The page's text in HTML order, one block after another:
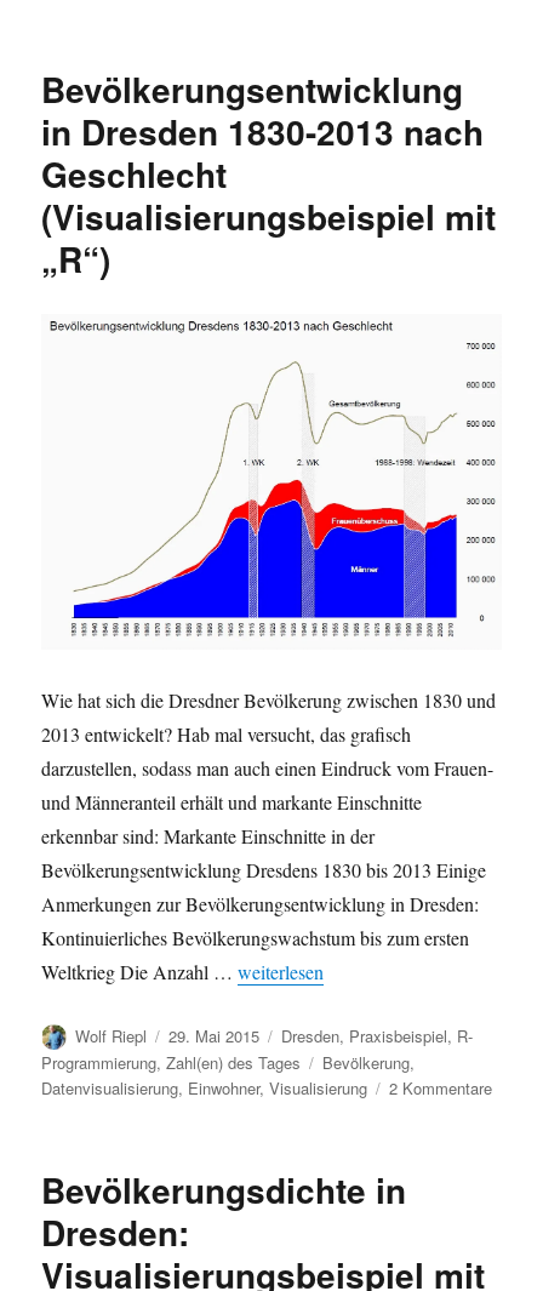
Dresdner
Schlössernacht
Bevölkerungsentwicklung
in Dresden 1830-2013 nach
Geschlecht
(Visualisierungsbeispiel mit
„R“)
Wie hat sich die Dresdner Bevölkerung zwischen 1830 und
2013 entwickelt? Hab mal versucht, das grafisch
darzustellen, sodass man auch einen Eindruck vom Frauen-
und Männeranteil erhält und markante Einschnitte
erkennbar sind: Markante Einschnitte in der
Bevölkerungsentwicklung Dresdens 1830 bis 2013 Einige
Anmerkungen zur Bevölkerungsentwicklung in Dresden:
Kontinuierliches Bevölkerungswachstum bis zum ersten
Weltkrieg Die Anzahl …„Bevölkerungsentwicklung in Dresden
weiterlesen
Autor
Wolf Riepl
Veröffentlicht
am
29. Mai 2015 Kategorien
Dresden, Praxisbeispiel, R-
Programmierung,Zahl(en) des Tages Schlagwörter
Bevölkerung,
Datenvisualisierung, Einwohner,Visualisierung 2 Kommentarezu
Bevölkerungsdichte in
Dresden:
Visualisierungsbeispiel mit